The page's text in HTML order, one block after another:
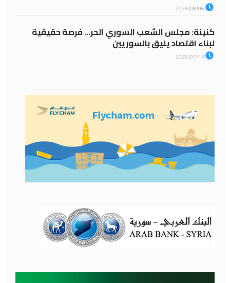
كنينة: مجلس الشعب السوري الحر… فرصة حقيقية
لبناء اقتصاد يليق بالسوريين